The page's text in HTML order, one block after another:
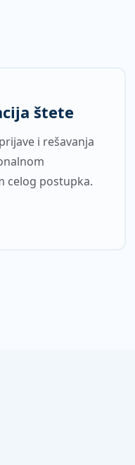
štete
i rešavanja
celog postupka.